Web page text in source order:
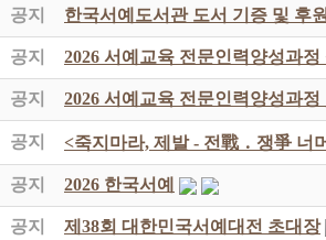
공지 한국서예도서관 도서 기증 및 후
공지 2026 서예교육 전문인력양성과정
공지 2026 서예교육 전문인력양성과
공지 <죽지마라, 제발 - 전戰 ․ 쟁爭 너
공지 2026 한국서예
공지 제38회 대한민국서예대전 초대장